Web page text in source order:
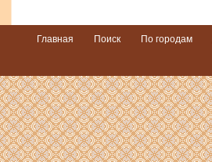
Главная Поиск По городам